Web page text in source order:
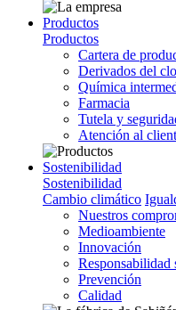
Productos
Productos
Cartera de
Derivados del
Química
Farmacia
Tutela y
Atención al
Sostenibilidad
Sostenibilidad
Cambio climático
Nuestros
Medioambiente
Innovación
Responsabilidad
Prevención
Calidad